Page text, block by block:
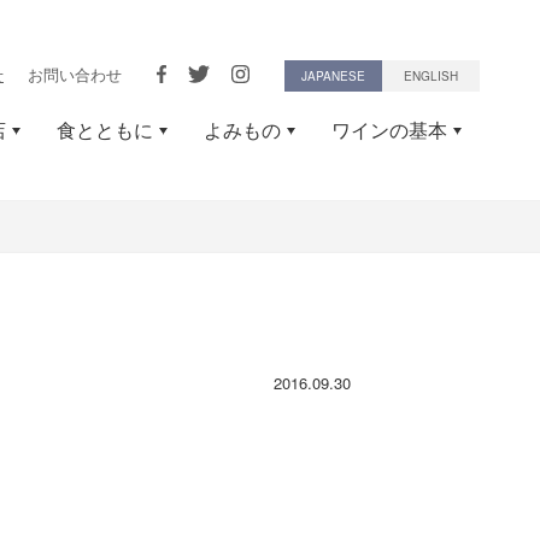
お問い合わせ JAPANESE ENGLISH
食とともに よみもの ワインの基本
2016.09.30